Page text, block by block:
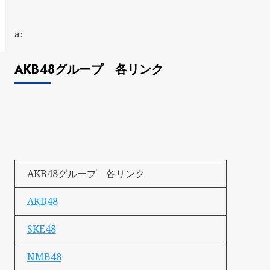
a:
AKB48グループ 各リンク
AKB48グループ 各リンク
AKB48
SKE48
NMB48